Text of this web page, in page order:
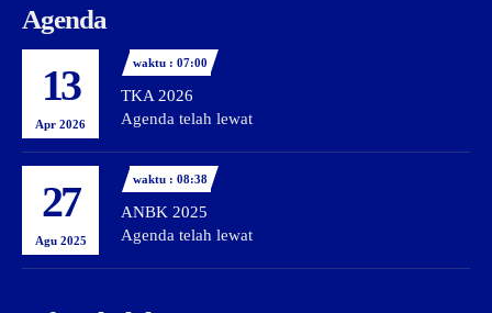
Agenda
13
Apr 2026
waktu : 07:00
TKA 2026
Agenda telah lewat
27
Agu 2025
waktu : 08:38
ANBK 2025
Agenda telah lewat